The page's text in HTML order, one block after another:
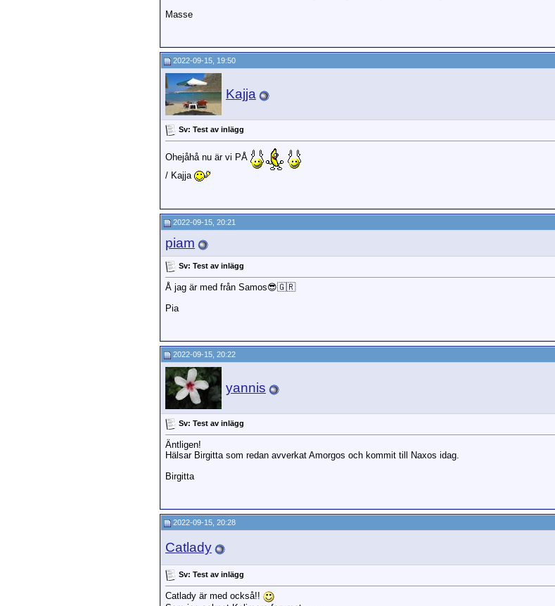
Masse
2022-09-15, 19:50
Kajja
Sv: Test av inlägg
Ohejåhå nu är vi PÅ
/ Kajja
2022-09-15, 20:21
piam
Sv: Test av inlägg
Å jag är med från Samos😎🇬🇷
Pia
2022-09-15, 20:22
yannis
Sv: Test av inlägg
Äntligen!
Hälsar Birgitta som redan avverkat Amorgos och kommit till Naxos idag.
Birgitta
2022-09-15, 20:28
Catlady
Sv: Test av inlägg
Catlady är med också!!